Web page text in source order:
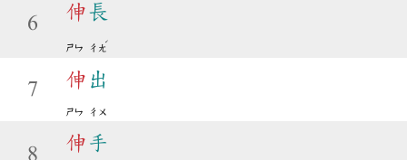
6
伸長
ㄕㄣ ㄔㄤ
ˊ
7 伸 出
ㄕㄣ ㄔㄨ
8
伸 手